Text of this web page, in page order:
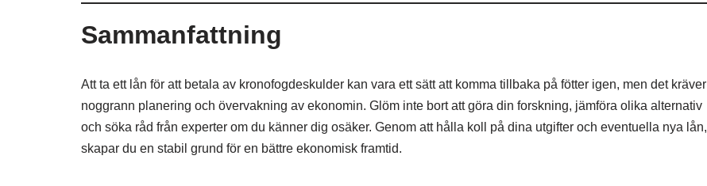
Sammanfattning
Att ta ett lån för att betala av kronofogdeskulder kan vara ett sätt att komma tillbaka på fötter igen, men det kräver
noggrann planering och övervakning av ekonomin. Glöm inte bort att göra din forskning, jämföra olika alternativ
och söka råd från experter om du känner dig osäker. Genom att hålla koll på dina utgifter och eventuella nya lån,
skapar du en stabil grund för en bättre ekonomisk framtid.